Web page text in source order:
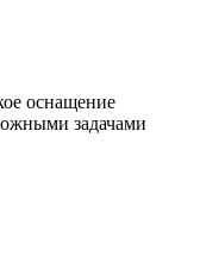
оснащение
задачами